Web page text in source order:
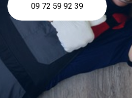
09 72 59 92 39